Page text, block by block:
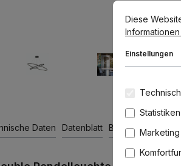
Daten Datenblatt Bewertungen
Cookie-
Diese Website
Diese
Informationen
Einstellungen
Statistiken
Marketing